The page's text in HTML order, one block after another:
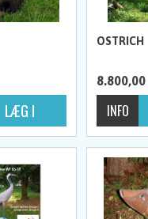
OSTRICH
8.800,00